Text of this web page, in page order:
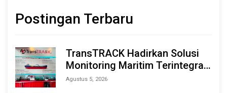
Postingan Terbaru
TransTRACK Hadirkan Solusi
Monitoring Maritim Terintegrasi
Berbasis AI & IoT di Indonesia
Agustus 5, 2026